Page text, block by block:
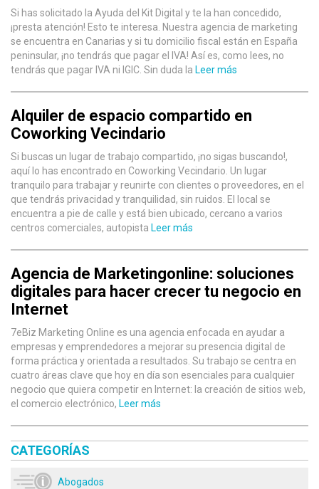
Si has solicitado la Ayuda del Kit Digital y te la han concedido,
¡presta atención! Esto te interesa. Nuestra agencia de marketing
se encuentra en Canarias y si tu domicilio fiscal están en España
peninsular, ¡no tendrás que pagar el IVA! Así es, como lees, no
tendrás que pagar IVA ni IGIC. Sin duda la Leer más
Alquiler de espacio compartido en
Coworking Vecindario
Si buscas un lugar de trabajo compartido, ¡no sigas buscando!,
aquí lo has encontrado en Coworking Vecindario. Un lugar
tranquilo para trabajar y reunirte con clientes o proveedores, en el
que tendrás privacidad y tranquilidad, sin ruidos. El local se
encuentra a pie de calle y está bien ubicado, cercano a varios
centros comerciales, autopista Leer más
Agencia de Marketingonline: soluciones
digitales para hacer crecer tu negocio en
Internet
7eBiz Marketing Online es una agencia enfocada en ayudar a
empresas y emprendedores a mejorar su presencia digital de
forma práctica y orientada a resultados. Su trabajo se centra en
cuatro áreas clave que hoy en día son esenciales para cualquier
negocio que quiera competir en Internet: la creación de sitios web,
el comercio electrónico, Leer más
CATEGORÍAS
Abogados